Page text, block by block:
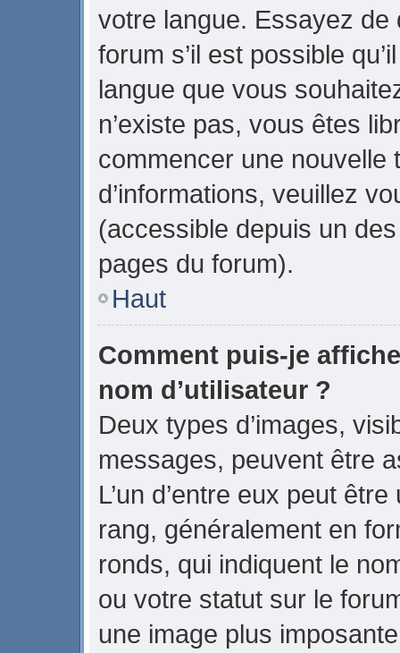
votre langue. Essayez
forum s’il est possible
langue que vous
n’existe pas, vous êtes
commencer une nouvelle
d’informations, veuillez
(accessible depuis un
pages du forum).
Haut
Comment puis-je
nom d’utilisateur ?
Deux types d’images,
messages, peuvent être
L’un d’entre eux peut
rang, généralement en
ronds, qui indiquent le
ou votre statut sur le
une image plus